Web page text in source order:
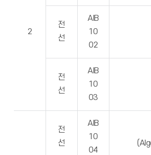
2
전
선
AIB
10
02
전
선
AIB
10
03
전
선
AIB
10
04